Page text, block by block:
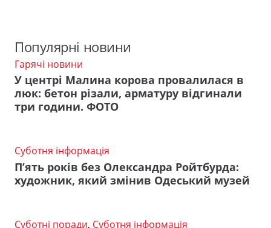
Популярні новини
Гарячі новини
У центрі Малина корова провалилася в
люк: бетон різали, арматуру відгинали
три години. ФОТО
Суботня інформація
П’ять років без Олександра Ройтбурда:
художник, який змінив Одеський музей
Суботні поради, Суботня інформація